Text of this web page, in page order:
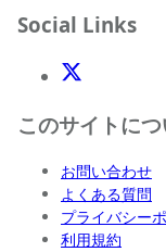
Social Links
X(Twitter)
このサイトに
お問い合わせ
よくある質問
プライバシー
利用規約